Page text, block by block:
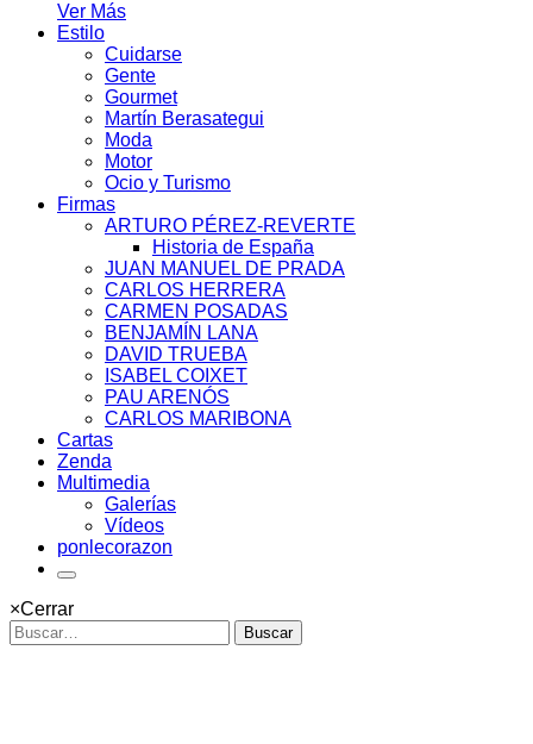
Ver Más
Estilo
Cuidarse
Gente
Gourmet
Martín Berasategui
Moda
Motor
Ocio y Turismo
Firmas
ARTURO PÉREZ-REVERTE
Historia de España
JUAN MANUEL DE PRADA
CARLOS HERRERA
CARMEN POSADAS
BENJAMÍN LANA
DAVID TRUEBA
ISABEL COIXET
PAU ARENÓS
CARLOS MARIBONA
Cartas
Zenda
Multimedia
Galerías
Vídeos
ponlecorazon
×Cerrar
Buscar